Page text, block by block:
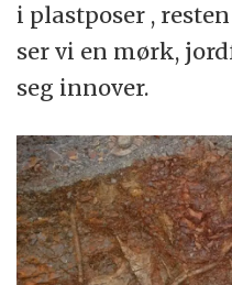
i plastposer ,
ser vi en mørk,
seg innover.